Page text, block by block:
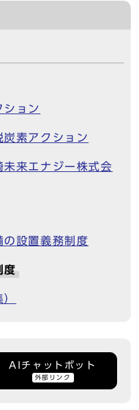
ション
素アクション
来エナジー株式会
の設置義務制度
度
AIチャットボット
外部リンク